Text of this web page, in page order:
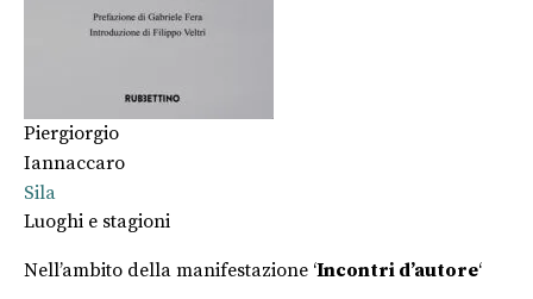
Piergiorgio
Iannaccaro
Sila
Luoghi e stagioni
Nell’ambito della manifestazione ‘Incontri d’autore‘